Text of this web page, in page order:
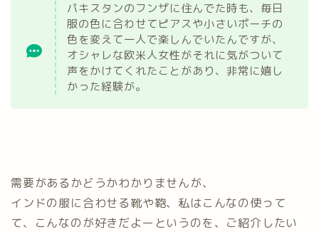
パキスタンのフンザに住んでた時も、毎日
服の色に合わせてピアスや小さいポーチの
色を変えて一人で楽しんでいたんですが、
オシャレな欧米人女性がそれに気がついて
声をかけてくれたことがあり、非常に嬉し
かった経験が。
需要があるかどうかわかりませんが、
インドの服に合わせる靴や鞄、私はこんなの使って
て、こんなのが好きだよーというのを、ご紹介したい